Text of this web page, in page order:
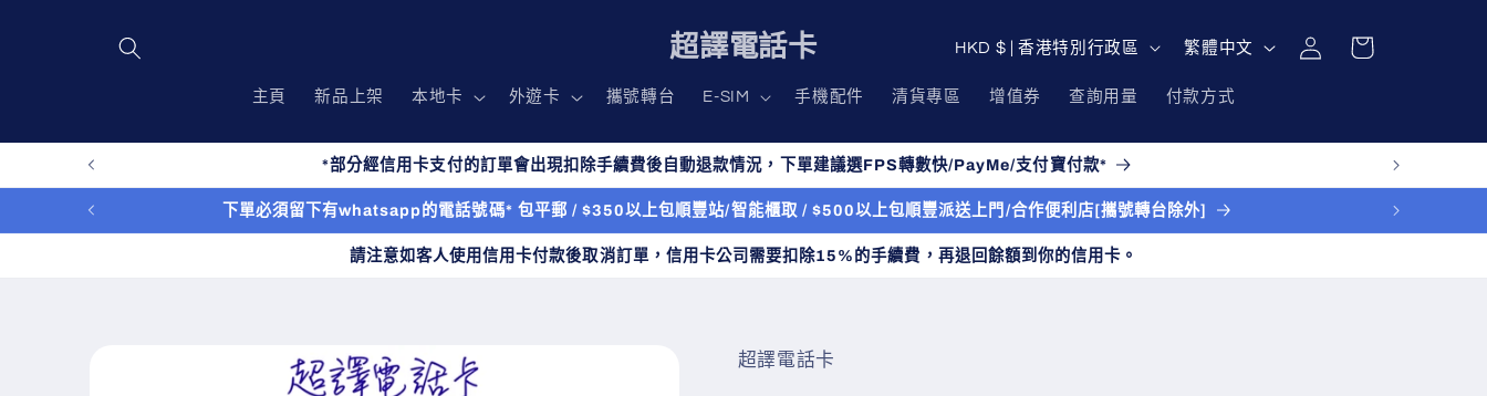
超譯電話卡
主頁 新品上架 本地卡 外遊卡 攜號轉台 E-SIM 手機配件 清貨專區 增值券 查詢用量 付款方式
國
地
區
HKD $ | 香港特別行政區
語
言
繁體中文
登
入
物
*部分經信用卡支付的訂單會出現扣除手續費後自動退款情況，下單建議選FPS轉數快/PayMe/支付寶付款*
下單必須留下有whatsapp的電話號碼* 包平郵 / $350以上包順豐站/智能櫃取 / $500以上包順豐派送上門/合作便利店[攜號轉台除外]
請注意如客人使用信用卡付款後取消訂單，信用卡公司需要扣除15%的手續費，再退回餘額到你的信用卡。
超譯電話卡